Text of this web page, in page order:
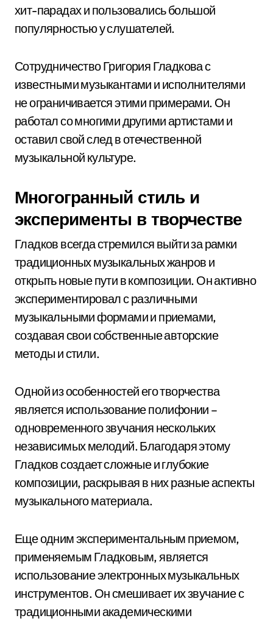
хит-парадах и пользовались большой
популярностью у слушателей.
Сотрудничество Григория Гладкова с
известными музыкантами и исполнителями
не ограничивается этими примерами. Он
работал со многими другими артистами и
оставил свой след в отечественной
музыкальной культуре.
Многогранный стиль и
эксперименты в творчестве
Гладков всегда стремился выйти за рамки
традиционных музыкальных жанров и
открыть новые пути в композиции. Он активно
экспериментировал с различными
музыкальными формами и приемами,
создавая свои собственные авторские
методы и стили.
Одной из особенностей его творчества
является использование полифонии –
одновременного звучания нескольких
независимых мелодий. Благодаря этому
Гладков создает сложные и глубокие
композиции, раскрывая в них разные аспекты
музыкального материала.
Еще одним экспериментальным приемом,
применяемым Гладковым, является
использование электронных музыкальных
инструментов. Он смешивает их звучание с
традиционными академическими